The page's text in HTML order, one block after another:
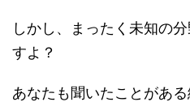
しかし、まったく未知の
すよ？
あなたも聞いたことがある